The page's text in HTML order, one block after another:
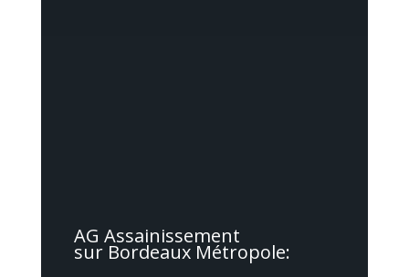
AG Assainissement
sur Bordeaux Métropole: